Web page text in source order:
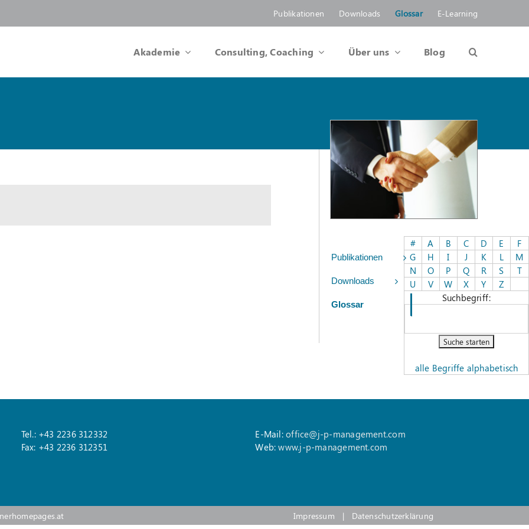
Publikationen Downloads Glossar E-Learning
Akademie Consulting, Coaching Über uns Blog
# A B C D E
F
G
H I J K L
M
N
O P Q R S
T
U
V W X Y
Z
Suchbegriff:
alle Begriffe alphabetisch
Publikationen
Downloads
Glossar
Tel.: +43 2236 312332
Fax: +43 2236 312351
E-Mail:office@j-p-management.com
Web:www.j-p-management.com
Impressum | Datenschutzerklärung